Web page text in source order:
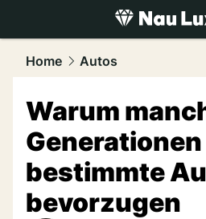
luxury.NAU.ch
Home Autos
Warum
Generationen
bestimmte
bevorzugen